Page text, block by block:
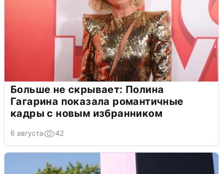
Больше не скрывает: Полина
Гагарина показала романтичные
кадры с новым избранником
6 августа 42